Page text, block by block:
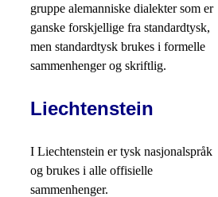
gruppe alemanniske dialekter som er
ganske forskjellige fra standardtysk,
men standardtysk brukes i formelle
sammenhenger og skriftlig.
Liechtenstein
I Liechtenstein er tysk nasjonalspråk
og brukes i alle offisielle
sammenhenger.